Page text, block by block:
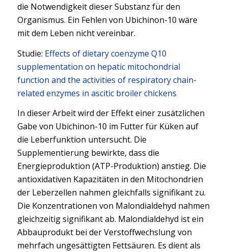
die Notwendigkeit dieser Substanz für den
Organismus. Ein Fehlen von Ubichinon-10 wäre
mit dem Leben nicht vereinbar.
Studie: Effects of dietary coenzyme Q10
supplementation on hepatic mitochondrial
function and the activities of respiratory chain-
related enzymes in ascitic broiler chickens
In dieser Arbeit wird der Effekt einer zusätzlichen
Gabe von Ubichinon-10 im Futter für Küken auf
die Leberfunktion untersucht. Die
Supplementierung bewirkte, dass die
Energieproduktion (ATP-Produktion) anstieg. Die
antioxidativen Kapazitäten in den Mitochondrien
der Leberzellen nahmen gleichfalls signifikant zu.
Die Konzentrationen von Malondialdehyd nahmen
gleichzeitig signifikant ab. Malondialdehyd ist ein
Abbauprodukt bei der Verstoffwechslung von
mehrfach ungesättigten Fettsäuren. Es dient als